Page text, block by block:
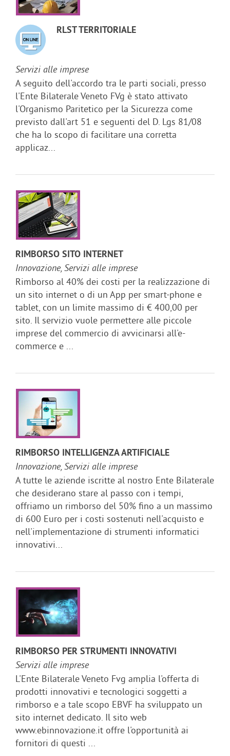
RLST TERRITORIALE
Servizi alle imprese
A seguito dell'accordo tra le parti sociali, presso
l'Ente Bilaterale Veneto FVg è stato attivato
l'Organismo Paritetico per la Sicurezza come
previsto dall'art 51 e seguenti del D. Lgs 81/08
che ha lo scopo di facilitare una corretta
applicaz...
RIMBORSO SITO INTERNET
Innovazione, Servizi alle imprese
Rimborso al 40% dei costi per la realizzazione di
un sito internet o di un App per smart-phone e
tablet, con un limite massimo di € 400,00 per
sito. Il servizio vuole permettere alle piccole
imprese del commercio di avvicinarsi all'e-
commerce e ...
RIMBORSO INTELLIGENZA ARTIFICIALE
Innovazione, Servizi alle imprese
A tutte le aziende iscritte al nostro Ente Bilaterale
che desiderano stare al passo con i tempi,
offriamo un rimborso del 50% fino a un massimo
di 600 Euro per i costi sostenuti nell'acquisto e
nell'implementazione di strumenti informatici
innovativi...
RIMBORSO PER STRUMENTI INNOVATIVI
Servizi alle imprese
L'Ente Bilaterale Veneto Fvg amplia l'offerta di
prodotti innovativi e tecnologici soggetti a
rimborso e a tale scopo EBVF ha sviluppato un
sito internet dedicato. Il sito web
www.ebinnovazione.it offre l'opportunità ai
fornitori di questi ...